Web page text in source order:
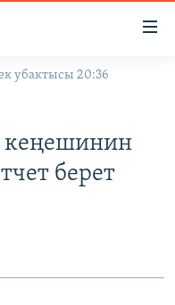
убактысы 20:36
кеңешинин
берет